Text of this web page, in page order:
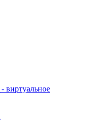
виртуальное